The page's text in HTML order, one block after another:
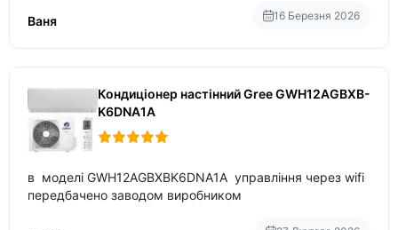
температури
Ваня 16 Березня 2026
Кондиціонер настінний Gree GWH12AGBXB-
K6DNA1A
в моделі GWH12AGBXBK6DNA1A управління через wifi
передбачено заводом виробником